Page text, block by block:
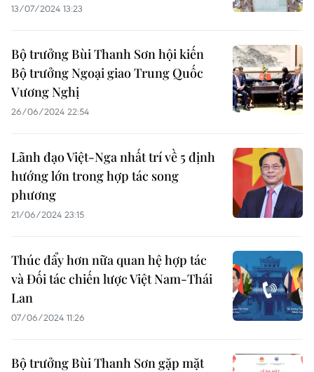
13/07/2024 13:23
Bộ trưởng Bùi Thanh Sơn hội kiến
Bộ trưởng Ngoại giao Trung Quốc
Vương Nghị
26/06/2024 22:54
Lãnh đạo Việt-Nga nhất trí về 5 định
hướng lớn trong hợp tác song
phương
21/06/2024 23:15
Thúc đẩy hơn nữa quan hệ hợp tác
và Đối tác chiến lược Việt Nam-Thái
Lan
07/06/2024 11:26
Bộ trưởng Bùi Thanh Sơn gặp mặt